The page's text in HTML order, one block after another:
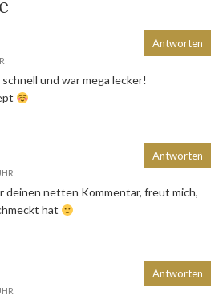
und war mega lecker!
Antworten
deinen netten Kommentar, freut mich,
hat
Antworten
Antworten